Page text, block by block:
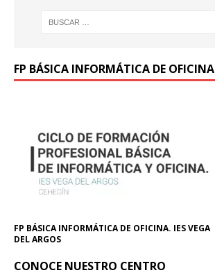
FP BÁSICA INFORMÁTICA DE OFICINA
FP BÁSICA INFORMÁTICA DE OFICINA. IES VEGA
DEL ARGOS
CONOCE NUESTRO CENTRO